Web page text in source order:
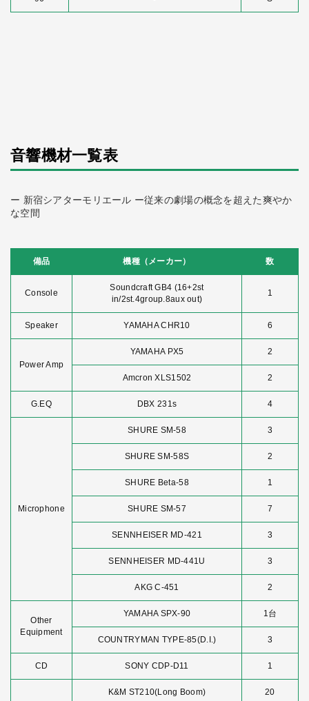
音響機材一覧表
ー 新宿シアターモリエール ー従来の劇場の概念を超えた爽やか
な空間
備品 機種（メーカー） 数
Console
Soundcraft GB4 (16+2st
in/2st.4group.8aux out)
1
Speaker YAMAHA CHR10 6
Power Amp
YAMAHA PX5 2
Amcron XLS1502 2
G.EQ DBX 231s 4
Microphone
SHURE SM-58 3
SHURE SM-58S 2
SHURE Beta-58 1
SHURE SM-57 7
SENNHEISER MD-421 3
SENNHEISER MD-441U 3
AKG C-451 2
Other
Equipment
YAMAHA SPX-90 1台
COUNTRYMAN TYPE-85(D.I.) 3
CD SONY CDP-D11 1
K&M ST210(Long Boom) 20